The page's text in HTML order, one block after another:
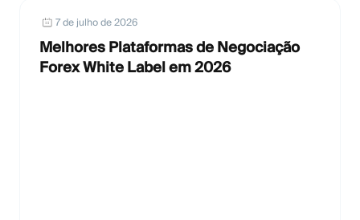
7 de julho de 2026
Melhores Plataformas de Negociação
Forex White Label em 2026